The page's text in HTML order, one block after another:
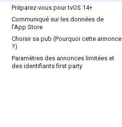
Préparez-vous pour tvOS 14+
Communiqué sur les données de
l'App Store
Choisir sa pub (Pourquoi cette annonce
?)
Paramètres des annonces limitées et
des identifiants first party